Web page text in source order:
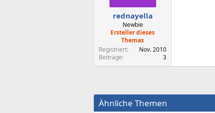
rednayella
Newbie
Ersteller dieses
Themas
Registriert
Nov. 2010
Beiträge
3
Ähnliche Themen